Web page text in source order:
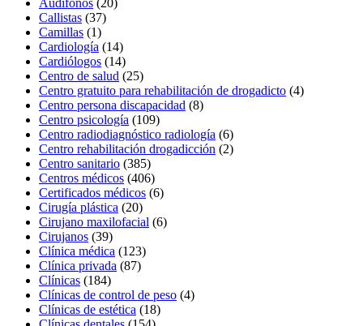
Audífonos (20)
Callistas (37)
Camillas (1)
Cardiología (14)
Cardiólogos (14)
Centro de salud (25)
Centro gratuito para rehabilitación de drogadicto (4)
Centro persona discapacidad (8)
Centro psicología (109)
Centro radiodiagnóstico radiología (6)
Centro rehabilitación drogadicción (2)
Centro sanitario (385)
Centros médicos (406)
Certificados médicos (6)
Cirugía plástica (20)
Cirujano maxilofacial (6)
Cirujanos (39)
Clínica médica (123)
Clínica privada (87)
Clínicas (184)
Clínicas de control de peso (4)
Clínicas de estética (18)